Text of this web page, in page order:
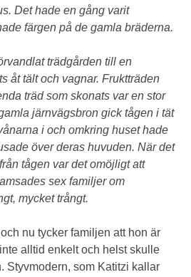
Det hade en gång varit
färgen på de gamla bräderna.
trädgården till en
åt tält och vagnar. Fruktträden
träd som skonats var en stor
järnvägsbron gick tågen i tät
i och omkring huset hade
över deras huvuden. När det
tågen var det omöjligt att
sex familjer om
mycket trångt.
nu tycker familjen att hon är
alltid enkelt och helst skulle
Styvmodern, som Katitzi kallar